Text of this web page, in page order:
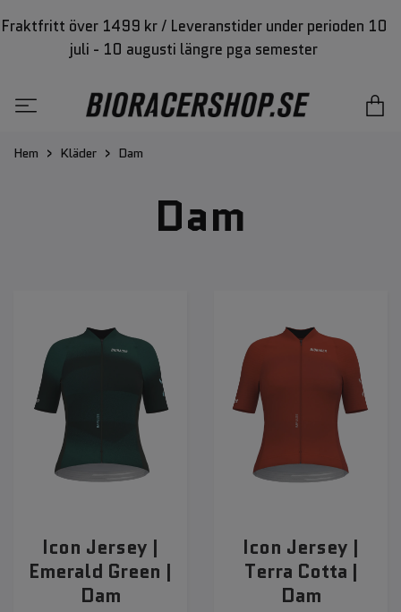
Fraktfritt över 1499 kr / Leveranstider under perioden 10
juli - 10 augusti längre pga semester
Hem Kläder Dam
Dam
Icon Jersey |
Emerald Green |
Dam
Icon Jersey |
Terra Cotta |
Dam